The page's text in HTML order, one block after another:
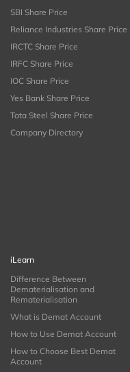
SBI Share Price
Reliance Industries Share Price
IRCTC Share Price
IRFC Share Price
IOC Share Price
Yes Bank Share Price
Tata Steel Share Price
Company Directory
iLearn
Difference Between
Dematerialisation and
Rematerialisation
What is Demat Account
How to Use Demat Account
How to Choose Best Demat
Account